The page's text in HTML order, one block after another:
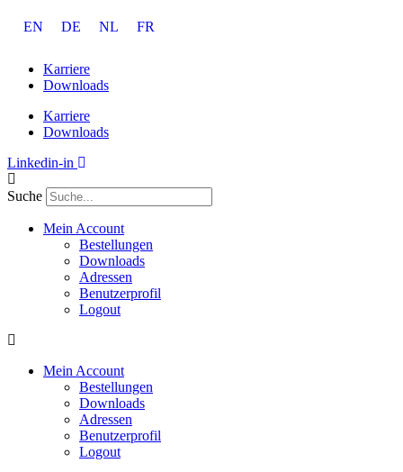
Inhalt
EN DE NL FR
Karriere
Downloads
Karriere
Downloads
Linkedin-in
Suche
Mein Account
Bestellungen
Downloads
Adressen
Benutzerprofil
Logout
Mein Account
Bestellungen
Downloads
Adressen
Benutzerprofil
Logout